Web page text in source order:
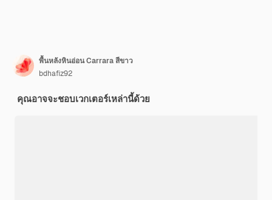
พื้นหลังหินอ่อน Carrara สีขาว
bdhafiz92
คุณอาจจะชอบเวกเตอร์เหล่านี้ด้วย